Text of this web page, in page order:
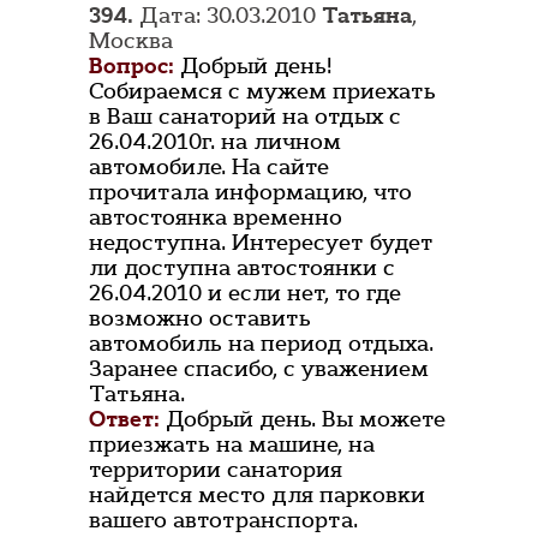
394. Дата: 30.03.2010 Татьяна,
Москва
Вопрос: Добрый день!
Собираемся с мужем приехать
в Ваш санаторий на отдых с
26.04.2010г. на личном
автомобиле. На сайте
прочитала информацию, что
автостоянка временно
недоступна. Интересует будет
ли доступна автостоянки с
26.04.2010 и если нет, то где
возможно оставить
автомобиль на период отдыха.
Заранее спасибо, с уважением
Татьяна.
Ответ: Добрый день. Вы можете
приезжать на машине, на
территории санатория
найдется место для парковки
вашего автотранспорта.